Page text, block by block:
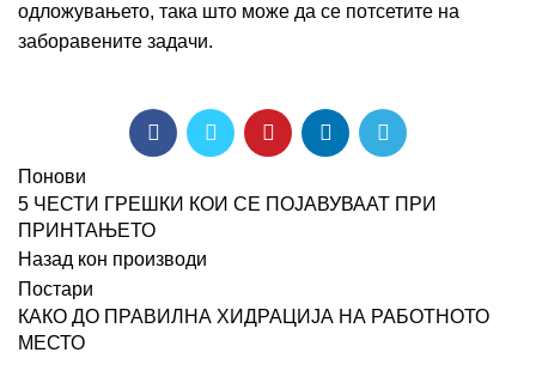
одложувањето, така што може да се потсетите на
заборавените задачи.
Понови
5 ЧЕСТИ ГРЕШКИ КОИ СЕ ПОЈАВУВААТ ПРИ
ПРИНТАЊЕТО
Назад кон производи
Постари
КАКО ДО ПРАВИЛНА ХИДРАЦИЈА НА РАБОТНОТО
МЕСТО